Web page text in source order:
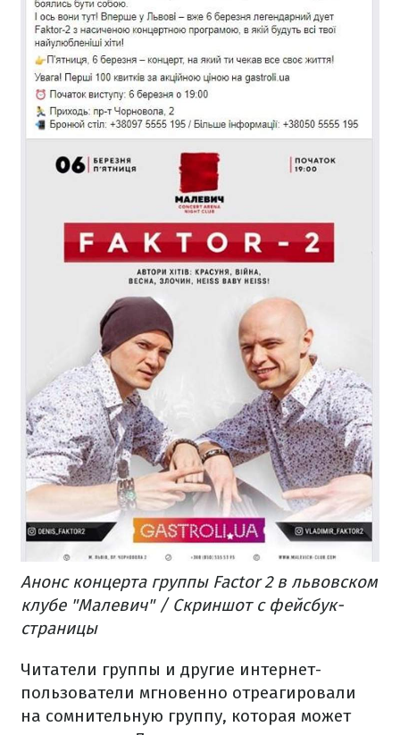
Анонс концерта группы Factor 2 в львовском
клубе "Малевич" / Скриншот с фейсбук-
страницы
Читатели группы и другие интернет-
пользователи мгновенно отреагировали
на сомнительную группу, которая может